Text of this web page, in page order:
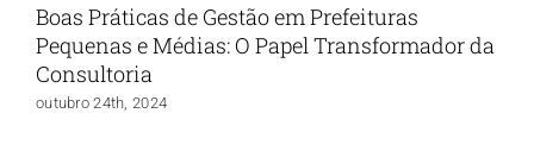
Boas Práticas de Gestão em Prefeituras
Pequenas e Médias: O Papel Transformador da
Consultoria
outubro 24th, 2024